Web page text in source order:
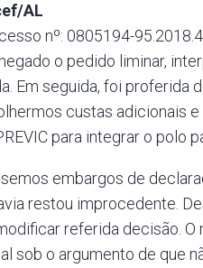
AL
nº: 0805194-
o pedido liminar,
Em seguida, foi proferida
custas adicionais
para integrar o polo
embargos de
restou improcedente.
referida decisão.
sob o argumento de que